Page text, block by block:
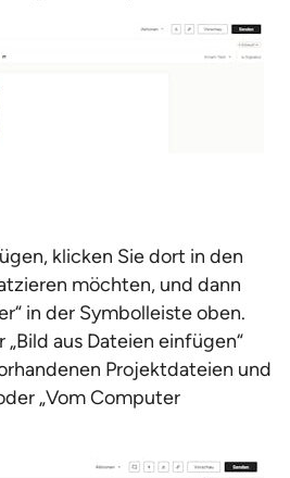
klicken Sie dort in den
möchten, und dann
in der Symbolleiste oben.
aus Dateien einfügen“
Projektdateien und
„Vom Computer